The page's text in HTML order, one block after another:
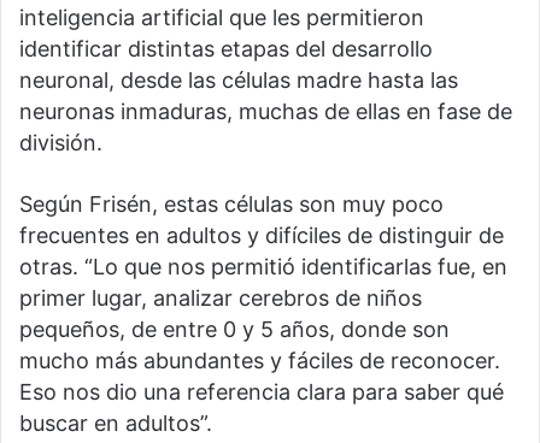
inteligencia artificial que les permitieron
identificar distintas etapas del desarrollo
neuronal, desde las células madre hasta las
neuronas inmaduras, muchas de ellas en fase de
división.
Según Frisén, estas células son muy poco
frecuentes en adultos y difíciles de distinguir de
otras. “Lo que nos permitió identificarlas fue, en
primer lugar, analizar cerebros de niños
pequeños, de entre 0 y 5 años, donde son
mucho más abundantes y fáciles de reconocer.
Eso nos dio una referencia clara para saber qué
buscar en adultos”.